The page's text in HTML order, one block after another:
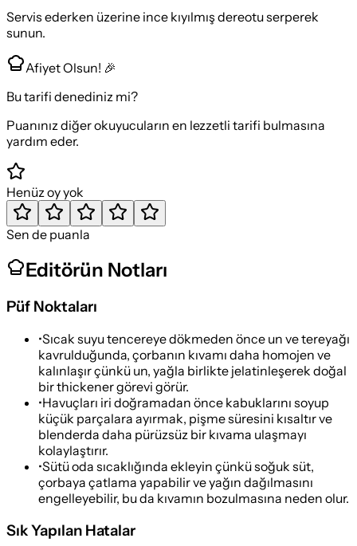
Servis ederken üzerine ince kıyılmış dereotu serperek
sunun.
Afiyet Olsun! 🎉
Bu tarifi denediniz mi?
Puanınız diğer okuyucuların en lezzetli tarifi bulmasına
yardım eder.
Henüz oy yok
Sen de puanla
Editörün Notları
Püf Noktaları
•Sıcak suyu tencereye dökmeden önce un ve tereyağı
kavrulduğunda, çorbanın kıvamı daha homojen ve
kalınlaşır çünkü un, yağla birlikte jelatinleşerek doğal
bir thickener görevi görür.
•Havuçları iri doğramadan önce kabuklarını soyup
küçük parçalara ayırmak, pişme süresini kısaltır ve
blenderda daha pürüzsüz bir kıvama ulaşmayı
kolaylaştırır.
•Sütü oda sıcaklığında ekleyin çünkü soğuk süt,
çorbaya çatlama yapabilir ve yağın dağılmasını
engelleyebilir, bu da kıvamın bozulmasına neden olur.
Sık Yapılan Hatalar